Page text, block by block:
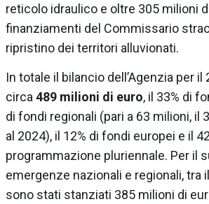
reticolo idraulico e oltre 305 milioni
finanziamenti del Commissario
ripristino dei territori alluvionati.
In totale il bilancio dell’Agenzia per il
circa 489 milioni di euro, il 33% di
di fondi regionali (pari a 63 milioni, il
al 2024), il 12% di fondi europei e il
programmazione pluriennale. Per il
emergenze nazionali e regionali, tra
sono stati stanziati 385 milioni di